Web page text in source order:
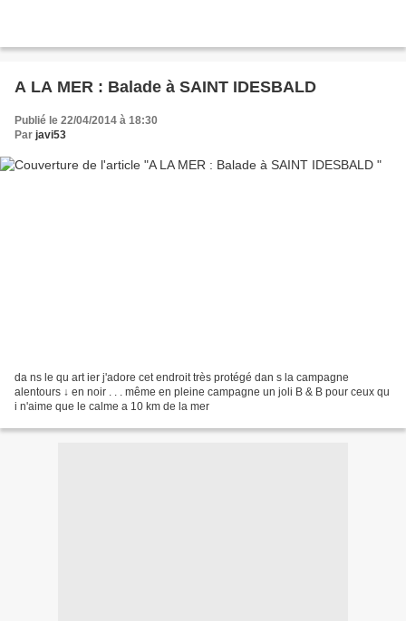
A LA MER : Balade à SAINT IDESBALD
Publié le 22/04/2014 à 18:30
Par javi53
da ns le qu art ier j'adore cet endroit très protégé dan s la campagne
alentours ↓ en noir . . . même en pleine campagne un joli B & B pour ceux qu
i n'aime que le calme a 10 km de la mer